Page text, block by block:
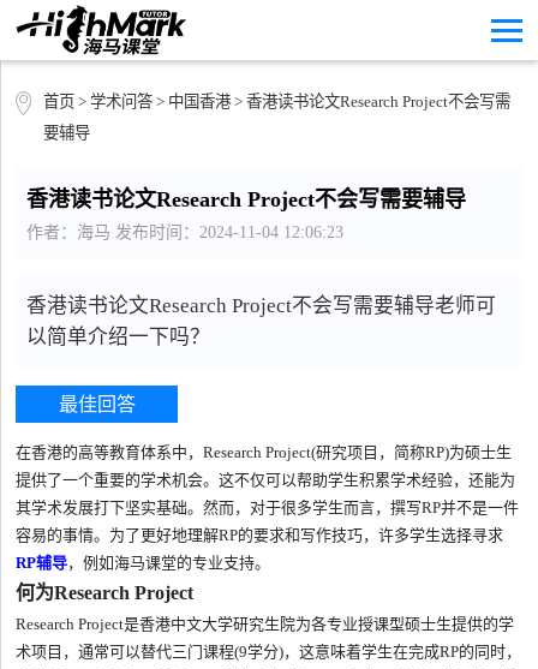
首页 > 学术问答> 中国香港 > 香港读书论文Research Project不会写需
要辅导
香港读书论文Research Project不会写需要辅导
作者：海马 发布时间：2024-11-04 12:06:23
香港读书论文Research Project不会写需要辅导老师可
以简单介绍一下吗？
最佳回答
在香港的高等教育体系中，Research Project(研究项目，简称RP)为硕士生
提供了一个重要的学术机会。这不仅可以帮助学生积累学术经验，还能为
其学术发展打下坚实基础。然而，对于很多学生而言，撰写RP并不是一件
容易的事情。为了更好地理解RP的要求和写作技巧，许多学生选择寻求
RP辅导，例如海马课堂的专业支持。
何为Research Project
Research Project是香港中文大学研究生院为各专业授课型硕士生提供的学
术项目，通常可以替代三门课程(9学分)，这意味着学生在完成RP的同时，